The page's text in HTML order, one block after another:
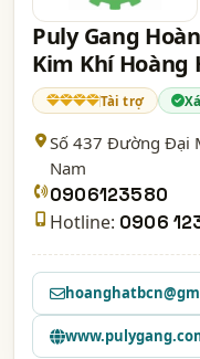
Puly Gang
Kim Khí Hoàng
Tài trợ
Số 437 Đường Đại
Nam
0906123580
Hotline: 0906